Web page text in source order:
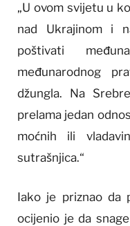
„U ovom svijetu u
nad Ukrajinom i
poštivati
međunarodnog
džungla. Na
prelama jedan
moćnih ili
sutrašnjica.“
Iako je priznao da
ocijenio je da